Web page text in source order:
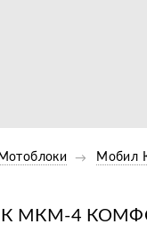
Мотоблоки Мобил
К МКМ-4